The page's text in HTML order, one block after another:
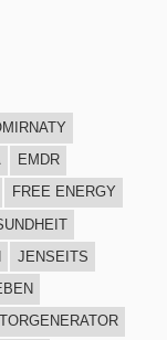
EMDR
FREE ENERGY
JENSEITS